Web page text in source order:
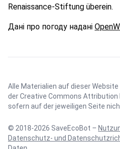
Renaissance-Stiftung überein.
Дані про погоду надані
Alle Materialien auf dieser
derCreative Commons Attribution
sofern auf der jeweiligen Seite
© 2018-2026 SaveEcoBot –
Datenschutz- und